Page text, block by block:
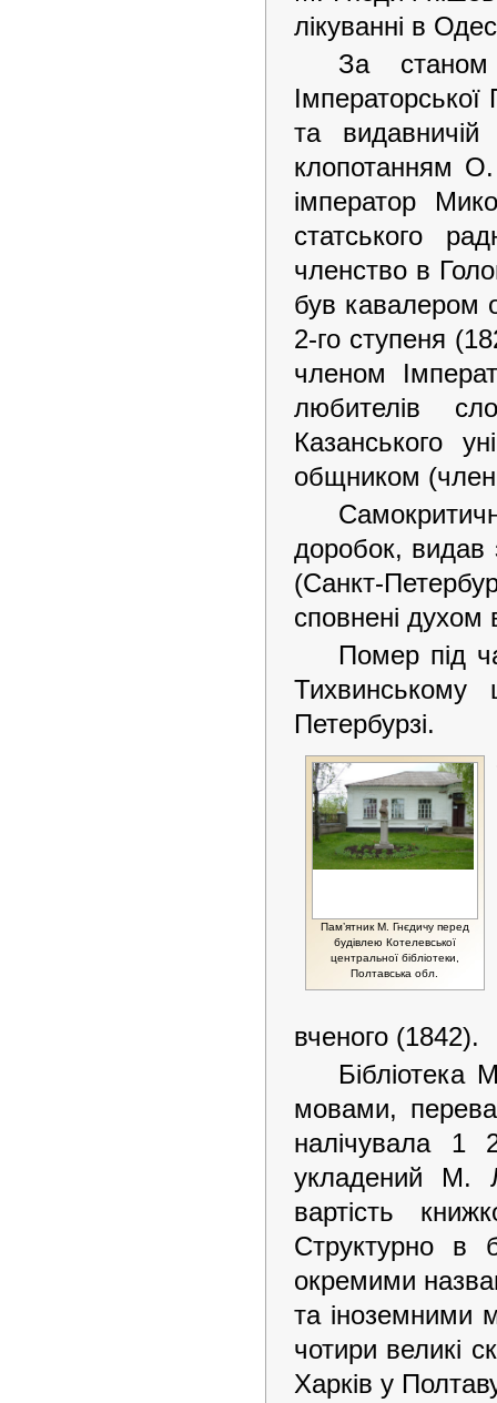
лікуванні в
За
Імператорської
та
клопотанням О.
імператор
статського
членство в
був кавалером
2-го ступеня
членом
любителів
Казанського
общником
доробок, видав
(Санкт-
сповнені
Помер під
Тихвинському
Петербурзі.
Пам’ятник М. Гнєдичу перед
будівлею Котелевської
центральної бібліотеки,
Полтавська обл.
вченого (1842).
Бібліотека
мовами,
налічувала 1
укладений М.
вартість
Структурно в
окремими
та іноземними
чотири великі
Харків у